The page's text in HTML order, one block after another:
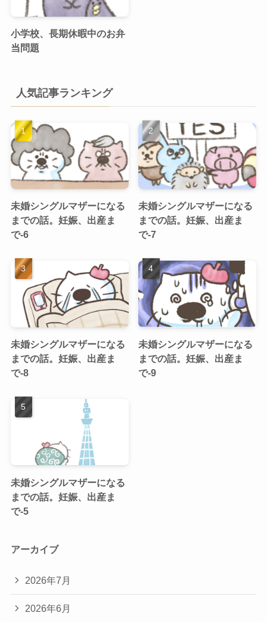
小学校、長期休暇中のお弁
当問題
人気記事ランキング
未婚シングルマザーになる
までの話。妊娠、出産ま
で-6
未婚シングルマザーになる
までの話。妊娠、出産ま
で-7
未婚シングルマザーになる
までの話。妊娠、出産ま
で-8
未婚シングルマザーになる
までの話。妊娠、出産ま
で-9
未婚シングルマザーになる
までの話。妊娠、出産ま
で-5
アーカイブ
2026年7月
2026年6月